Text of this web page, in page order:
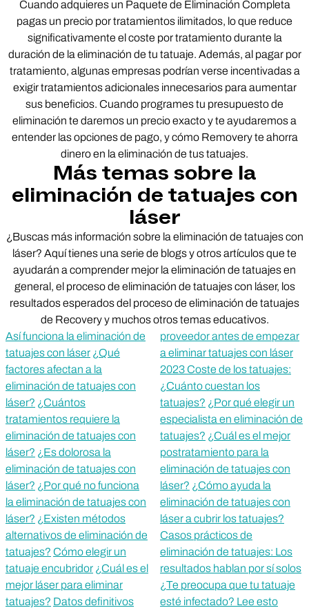
Cuando adquieres un Paquete de Eliminación Completa
pagas un precio por tratamientos ilimitados, lo que reduce
significativamente el coste por tratamiento durante la
duración de la eliminación de tu tatuaje. Además, al pagar por
tratamiento, algunas empresas podrían verse incentivadas a
exigir tratamientos adicionales innecesarios para aumentar
sus beneficios. Cuando programes tu presupuesto de
eliminación te daremos un precio exacto y te ayudaremos a
entender las opciones de pago, y cómo Removery te ahorra
dinero en la eliminación de tus tatuajes.
Más temas sobre la
eliminación de tatuajes con
láser
¿Buscas más información sobre la eliminación de tatuajes con
láser? Aquí tienes una serie de blogs y otros artículos que te
ayudarán a comprender mejor la eliminación de tatuajes en
general, el proceso de eliminación de tatuajes con láser, los
resultados esperados del proceso de eliminación de tatuajes
de Recovery y muchos otros temas educativos.
Así funciona la eliminación de
tatuajes con láser ¿Qué
factores afectan a la
eliminación de tatuajes con
láser? ¿Cuántos
tratamientos requiere la
eliminación de tatuajes con
láser? ¿Es dolorosa la
eliminación de tatuajes con
láser? ¿Por qué no funciona
la eliminación de tatuajes con
láser? ¿Existen métodos
alternativos de eliminación de
tatuajes? Cómo elegir un
tatuaje encubridor ¿Cuál es el
mejor láser para eliminar
tatuajes? Datos definitivos
proveedor antes de empezar
a eliminar tatuajes con láser
2023 Coste de los tatuajes:
¿Cuánto cuestan los
tatuajes? ¿Por qué elegir un
especialista en eliminación de
tatuajes? ¿Cuál es el mejor
postratamiento para la
eliminación de tatuajes con
láser? ¿Cómo ayuda la
eliminación de tatuajes con
láser a cubrir los tatuajes?
Casos prácticos de
eliminación de tatuajes: Los
resultados hablan por sí solos
¿Te preocupa que tu tatuaje
esté infectado? Lee esto